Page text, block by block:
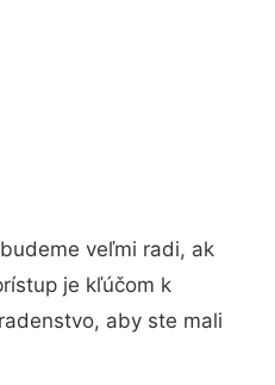
veľmi radi, ak
je kľúčom k
aby ste mali